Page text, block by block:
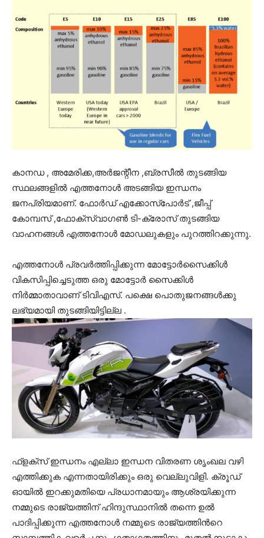
കാനഡ , അമേരിക്ക,അർജന്റീന ,ബ്രസീൽ തുടങ്ങിയ
സ്ഥലങ്ങളിൽ എത്തനോൾ അടങ്ങിയ ഇന്ധനം
ജനപ്രിയമാണ്. ഫോർഡ് എക്കോസ്പോർട് ,ജീപ്പ്
കോമ്പസ് ,ഫോക്സ്വാഗൺ ടി-ക്രോസ് തുടങ്ങിയ
വാഹനങ്ങൾ എത്തനോൾ മോഡലുകളും പുറത്തിറക്കുന്നു.
എത്തനോൾ പ്രവർത്തിപ്പിക്കുന്ന മോട്ടോർസൈക്കിൾ
വികസിപ്പിച്ചെടുത്ത ഒരു മോട്ടോർ സൈക്കിൾ
നിർമ്മാതാവാണ് ടിവിഎസ്. പക്ഷെ പൊതുജനങ്ങൾക്കു
ലഭ്യമായി തുടങ്ങിയിട്ടില്ല .
ഫ്ളക്സ് ഇന്ധനം എല്ലാ ഇന്ധന വിതരണ ശൃംഖല വഴി
എത്തിക്കുക എന്നതായിരിക്കും ഒരു വെല്ലുവിളി. ക്രൂഡ്
ഓയിൽ ഇറക്കുമതിയെ പ്രധാനമായും ആശ്രയിക്കുന്ന
നമ്മുടെ രാജ്യത്തിന് ഹിന്ദുസ്ഥാനിൽ തന്നെ ഉൽ
പാദിപ്പിക്കുന്ന എത്തനോൾ നമ്മുടെ രാജ്യത്തിൻറെ